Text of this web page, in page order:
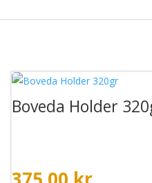
Boveda Holder